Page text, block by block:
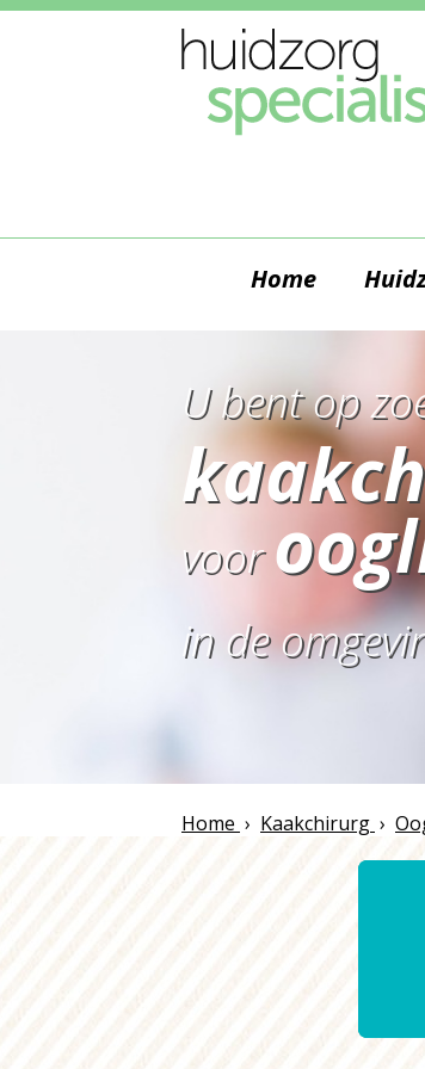
Home
U bent op
voor
in de
Home › Kaakchirurg ›